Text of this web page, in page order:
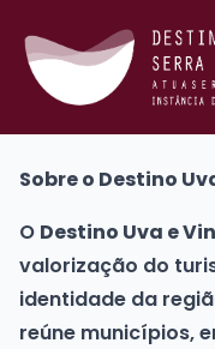
Sobre o Destino
O Destino Uva e
valorização do
identidade da
reúne municípios,